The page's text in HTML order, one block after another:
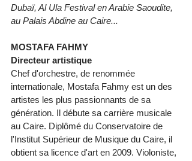
Dubaï, Al Ula Festival en Arabie Saoudite,
au Palais Abdine au Caire...
MOSTAFA FAHMY
Directeur artistique
Chef d'orchestre, de renommée
internationale, Mostafa Fahmy est un des
artistes les plus passionnants de sa
génération. Il débute sa carrière musicale
au Caire. Diplômé du Conservatoire de
l'Institut Supérieur de Musique du Caire, il
obtient sa licence d'art en 2009. Violoniste,